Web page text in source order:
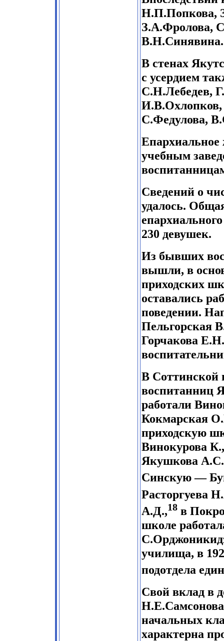
Н.П.Попкова,
З.А.Фролова,
В.Н.Синявина.
В стенах
с усердием
С.Н.Лебедев,
И.В.Охлопков,
С.Федулова,
учебным
Сведений о
удалось.
230 девушек.
Из бывших
вышли, в
приходских
оставались
поведении.
Пельгорская
Горчакова
В Соттинской
воспитанниц
работали
Кокмарская
приходскую
Винокурова
Якушкова
Синскую —
Расторгуева
А.Д.,18 в
школе
училища, в
подотдела
Свой вклад в
начальных
характерна